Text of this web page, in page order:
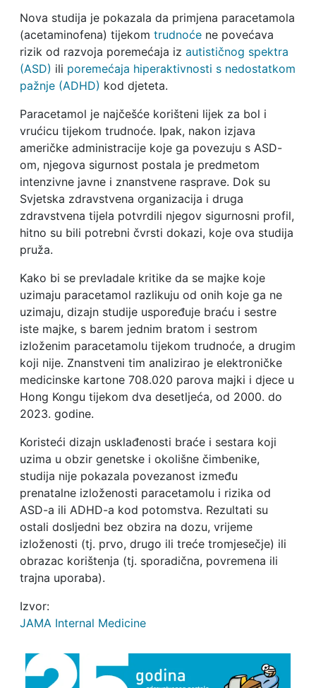
Nova studija je pokazala da primjena paracetamola
(acetaminofena) tijekom trudnoćene povećava
rizik od razvoja poremećaja iz autističnog spektra
(ASD) ili poremećaja hiperaktivnosti s nedostatkom
pažnje (ADHD) kod djeteta.
Paracetamol je najčešće korišteni lijek za bol i
vrućicu tijekom trudnoće. Ipak, nakon izjava
američke administracije koje ga povezuju s ASD-
om, njegova sigurnost postala je predmetom
intenzivne javne i znanstvene rasprave. Dok su
Svjetska zdravstvena organizacija i druga
zdravstvena tijela potvrdili njegov sigurnosni profil,
hitno su bili potrebni čvrsti dokazi, koje ova studija
pruža.
Kako bi se prevladale kritike da se majke koje
uzimaju paracetamol razlikuju od onih koje ga ne
uzimaju, dizajn studije uspoređuje braću i sestre
iste majke, s barem jednim bratom i sestrom
izloženim paracetamolu tijekom trudnoće, a drugim
koji nije. Znanstveni tim analizirao je elektroničke
medicinske kartone 708.020 parova majki i djece u
Hong Kongu tijekom dva desetljeća, od 2000. do
2023. godine.
Koristeći dizajn usklađenosti braće i sestara koji
uzima u obzir genetske i okolišne čimbenike,
studija nije pokazala povezanost između
prenatalne izloženosti paracetamolu i rizika od
ASD-a ili ADHD-a kod potomstva. Rezultati su
ostali dosljedni bez obzira na dozu, vrijeme
izloženosti (tj. prvo, drugo ili treće tromjesečje) ili
obrazac korištenja (tj. sporadična, povremena ili
trajna uporaba).
Izvor:
JAMA Internal Medicine